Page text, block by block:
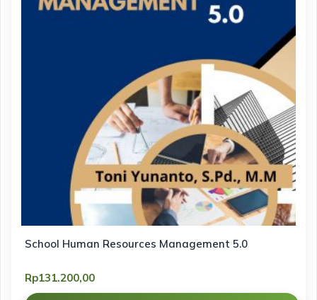
School Human Resources Management 5.0
Rp131.200,00